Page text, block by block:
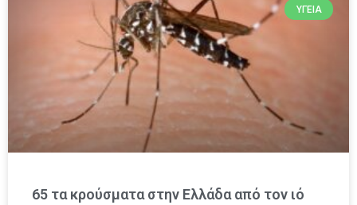
ΥΓΕΊΑ
65 τα κρούσματα στην Ελλάδα από τον ιό